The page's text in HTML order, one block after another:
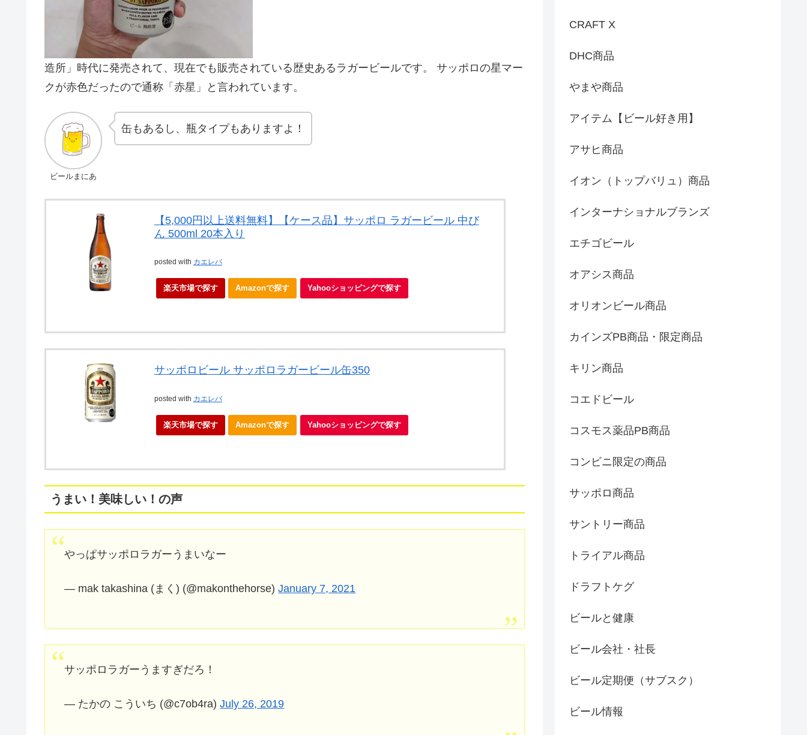
造所」時代に発売されて、現在でも販売されている歴史あるラガービールです。 サッポロの星マー
クが赤色だったので通称「赤星」と言われています。
ビールまにあ
缶もあるし、瓶タイプもありますよ！
【5,000円以上送料無料】【ケース品】サッポロ ラガービール 中び
ん 500ml 20本入り
posted with カエレバ
楽天市場で探す Amazonで探す Yahooショッピングで探す
サッポロビール サッポロラガービール缶350
posted with カエレバ
楽天市場で探す Amazonで探す Yahooショッピングで探す
うまい！美味しい！の声
やっぱサッポロラガーうまいなー
— mak takashina (まく) (@makonthehorse)January 7, 2021
サッポロラガーうますぎだろ！
— たかの こういち (@c7ob4ra)July 26, 2019
CRAFT X
DHC商品
やまや商品
アイテム【ビール好き用】
アサヒ商品
イオン（トップバリュ）商品
インターナショナルブランズ
エチゴビール
オアシス商品
オリオンビール商品
カインズPB商品・限定商品
キリン商品
コエドビール
コスモス薬品PB商品
コンビニ限定の商品
サッポロ商品
サントリー商品
トライアル商品
ドラフトケグ
ビールと健康
ビール会社・社長
ビール定期便（サブスク）
ビール情報